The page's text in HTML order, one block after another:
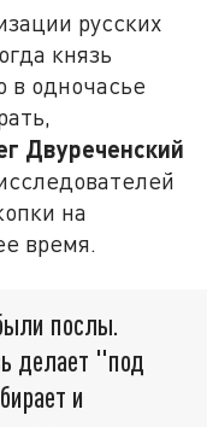
русских
князь
в одночасье
Двуреченский
на
время.
послы.
делает "под
и